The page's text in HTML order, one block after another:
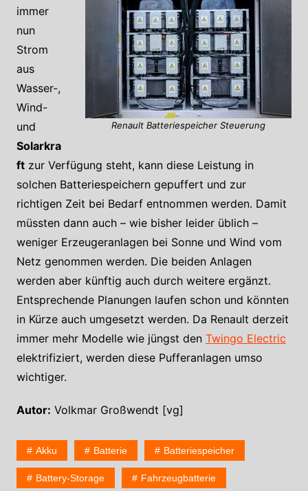
Renault Batteriespeicher Steuerung
immer
nun
Strom
aus
Wasser-,
Wind-
und
Solarkra
ftzur Verfügung steht, kann diese Leistung in
solchen Batteriespeichern gepuffert und zur
richtigen Zeit bei Bedarf entnommen werden. Damit
müssten dann auch – wie bisher leider üblich –
weniger Erzeugeranlagen bei Sonne und Wind vom
Netz genommen werden. Die beiden Anlagen
werden aber künftig auch durch weitere ergänzt.
Entsprechende Planungen laufen schon und könnten
in Kürze auch umgesetzt werden. Da Renault derzeit
immer mehr Modelle wie jüngst den Twingo Electric
elektrifiziert, werden diese Pufferanlagen umso
wichtiger.
Autor: Volkmar Großwendt [vg]
Akku Batterie Batteriespeicher
Battery-Storage Fahrzeugbatterie